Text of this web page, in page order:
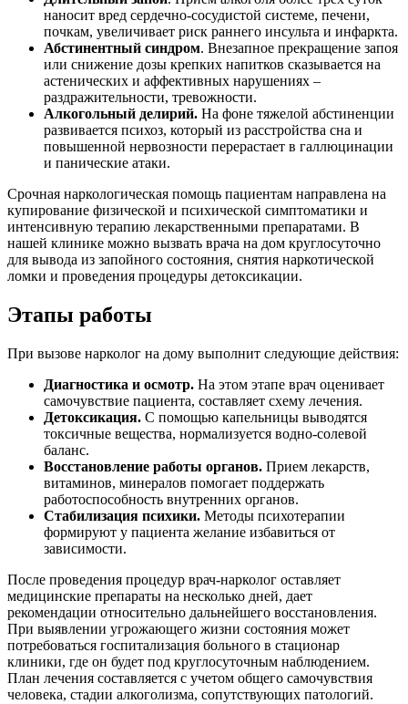
наносит вред сердечно-сосудистой системе, печени,
почкам, увеличивает риск раннего инсульта и инфаркта.
Абстинентный синдром. Внезапное прекращение запоя
или снижение дозы крепких напитков сказывается на
астенических и аффективных нарушениях –
раздражительности, тревожности.
Алкогольный делирий. На фоне тяжелой абстиненции
развивается психоз, который из расстройства сна и
повышенной нервозности перерастает в галлюцинации
и панические атаки.
Срочная наркологическая помощь пациентам направлена на
купирование физической и психической симптоматики и
интенсивную терапию лекарственными препаратами. В
нашей клинике можно вызвать врача на дом круглосуточно
для вывода из запойного состояния, снятия наркотической
ломки и проведения процедуры детоксикации.
Этапы работы
При вызове нарколог на дому выполнит следующие действия:
Диагностика и осмотр. На этом этапе врач оценивает
самочувствие пациента, составляет схему лечения.
Детоксикация. С помощью капельницы выводятся
токсичные вещества, нормализуется водно-солевой
баланс.
Восстановление работы органов. Прием лекарств,
витаминов, минералов помогает поддержать
работоспособность внутренних органов.
Стабилизация психики. Методы психотерапии
формируют у пациента желание избавиться от
зависимости.
После проведения процедур врач-нарколог оставляет
медицинские препараты на несколько дней, дает
рекомендации относительно дальнейшего восстановления.
При выявлении угрожающего жизни состояния может
потребоваться госпитализация больного в стационар
клиники, где он будет под круглосуточным наблюдением.
План лечения составляется с учетом общего самочувствия
человека, стадии алкоголизма, сопутствующих патологий.